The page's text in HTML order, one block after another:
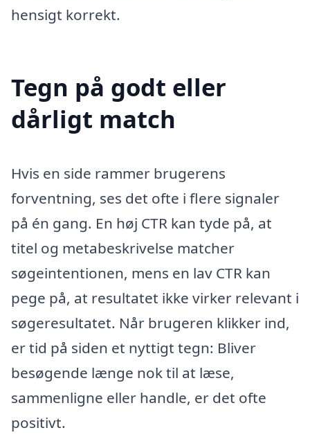
hensigt korrekt.
Tegn på godt eller
dårligt match
Hvis en side rammer brugerens
forventning, ses det ofte i flere signaler
på én gang. En høj CTR kan tyde på, at
titel og metabeskrivelse matcher
søgeintentionen, mens en lav CTR kan
pege på, at resultatet ikke virker relevant i
søgeresultatet. Når brugeren klikker ind,
er tid på siden et nyttigt tegn: Bliver
besøgende længe nok til at læse,
sammenligne eller handle, er det ofte
positivt.